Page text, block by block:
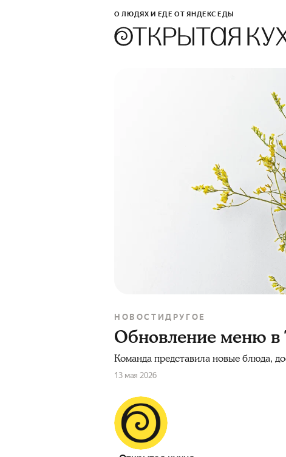
О ЛЮДЯХ И ЕДЕ ОТ ЯНДЕКС ЕДЫ
НОВОСТИДРУГОЕ
Обновление меню в
Команда представила новые блюда,
13 мая 2026